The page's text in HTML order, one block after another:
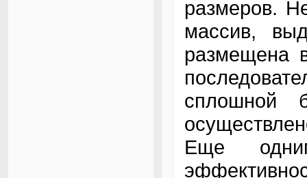
размеров.
массив,
размещена
сплошной
Еще